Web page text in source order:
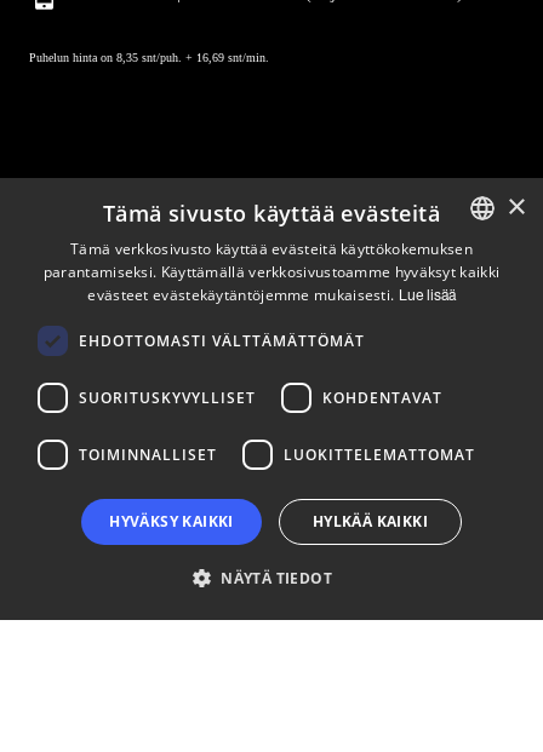
Puhelun hinta on 8,35 snt/puh. + 16,69 snt/min.
Pysy ajan tasalla
Tilaa uutiskirjeemme
Seuraa meitä
LinkedIn Facebook Instagram
ENGLISH
×
Tämä sivusto käyttää evästeitä
Tämä verkkosivusto käyttää evästeitä käyttökokemuksen
parantamiseksi. Käyttämällä verkkosivustoamme hyväksyt kaikki
evästeet evästekäytäntöjemme mukaisesti. Lue lisää
EHDOTTOMASTI VÄLTTÄMÄTTÖMÄT
SUORITUSKYVYLLISET KOHDENTAVAT
TOIMINNALLISET LUOKITTELEMATTOMAT
HYVÄKSY KAIKKI HYLKÄÄ KAIKKI
NÄYTÄ TIEDOT